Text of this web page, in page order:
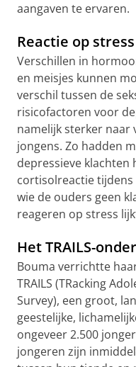
aangaven te ervaren.
Reactie op
Verschillen in
en meisjes kunnen
verschil tussen de
risicofactoren voor
namelijk sterker naar
jongens. Zo hadden
depressieve klachten
cortisolreactie tijdens
wie de ouders geen
reageren op stress
Het TRAILS-
Bouma verrichtte
TRAILS (TRacking
Survey), een groot,
geestelijke,
ongeveer 2.500
jongeren zijn